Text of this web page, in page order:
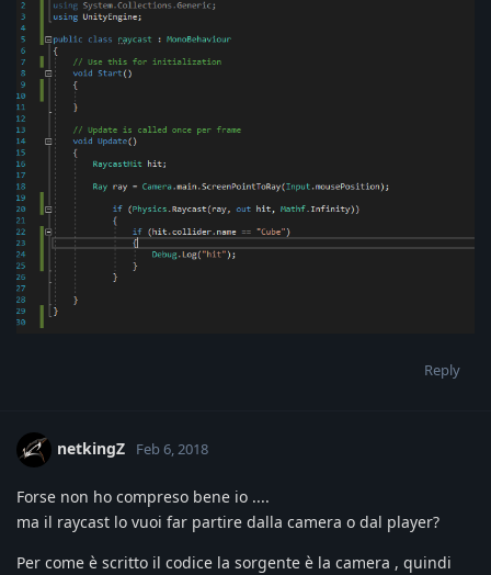
Reply
netkingZ Feb 6, 2018
Forse non ho compreso bene io ....
ma il raycast lo vuoi far partire dalla camera o dal player?
Per come è scritto il codice la sorgente è la camera , quindi